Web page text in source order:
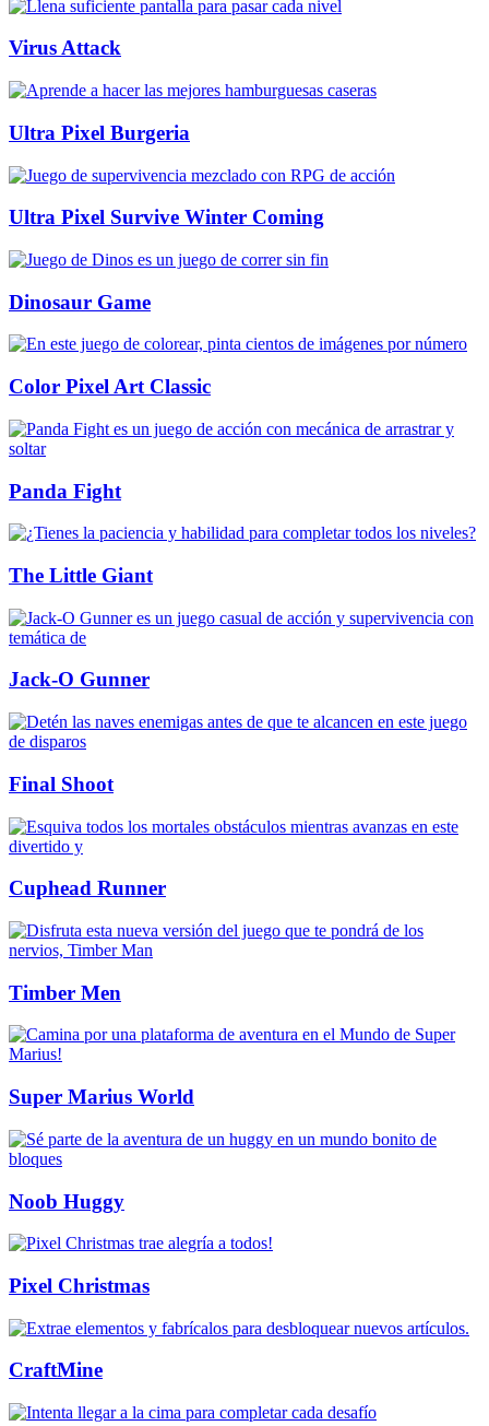
Virus Attack
Ultra Pixel Burgeria
Ultra Pixel Survive Winter Coming
Dinosaur Game
Color Pixel Art Classic
Panda Fight
The Little Giant
Jack-O Gunner
Final Shoot
Cuphead Runner
Timber Men
Super Marius World
Noob Huggy
Pixel Christmas
CraftMine